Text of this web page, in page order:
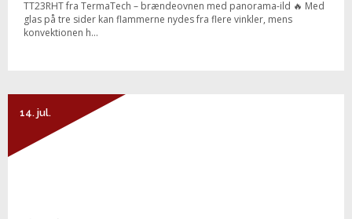
TT23RHT fra TermaTech – brændeovnen med panorama-ild 🔥 Med
glas på tre sider kan flammerne nydes fra flere vinkler, mens
konvektionen h...
14. jul.